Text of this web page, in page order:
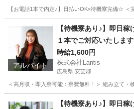
【お電話1本で内定♪】日払いOK×待機寮完備☆
工場 時給
アルバイト
【待機寮あり♪】即日
１本でご対応いたしま
時給1,600円
株式会社Lantis
広島県 安芸郡
＜高月収・即入寮可能：寮費無料！＞ 組み立
工場 時給
【待機寮あり♪】即日